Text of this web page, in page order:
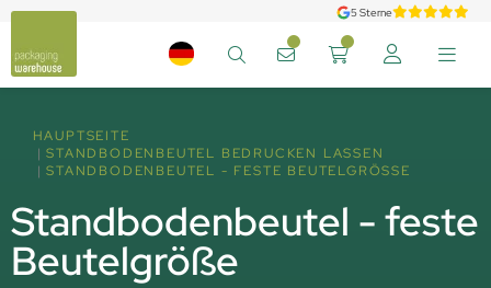
5 Sterne
HAUPTSEITE
STANDBODENBEUTEL BEDRUCKEN LASSEN
STANDBODENBEUTEL - FESTE BEUTELGRÖSSE
Standbodenbeutel - feste
Beutelgröße